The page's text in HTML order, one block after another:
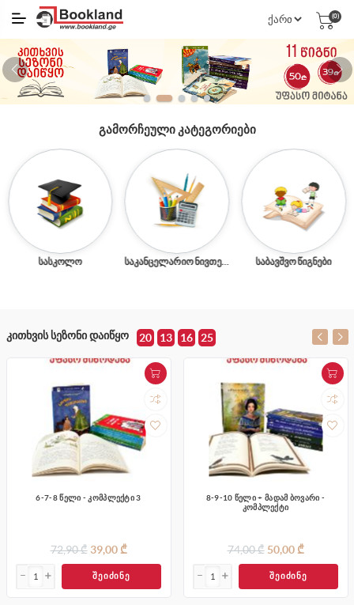
(0)
ᲒᲐᲛᲝᲠᲩᲔᲣᲚᲘ ᲙᲐᲢᲔᲒᲝᲠᲘᲔᲑᲘ
ᲡᲐᲡᲙᲝᲚᲝ ᲡᲐᲙᲐᲜᲪᲔᲚᲐᲠᲘᲝ ᲜᲘᲕᲗᲔᲑᲘ ᲡᲐᲑᲐᲕᲨᲕᲝ ᲬᲘᲒᲜᲔᲑᲘ
ᲙᲘᲗᲮᲕᲘᲡ ᲡᲔᲖᲝᲜᲘ ᲓᲐᲘᲬᲧᲝ 20 13 16 25
8-9-10 წელი + მადამ ბოვარი -
74,00 ₾50,00 ₾
ᲨᲔᲘᲫᲘᲜᲔ
იკითხე კლასიკა - კომპლექტი 3
99,20 ₾55,00 ₾
ᲨᲔᲘᲫᲘᲜᲔ